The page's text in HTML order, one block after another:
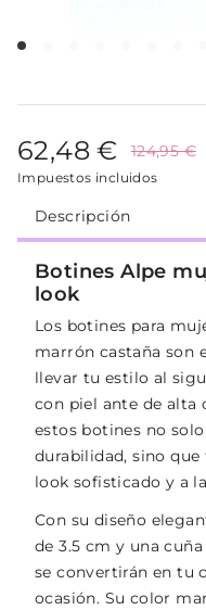
62,48 € 124,95 €
Impuestos incluidos
Descripción
Botines Alpe
look
Los botines para
marrón castaña son
llevar tu estilo al
con piel ante de alta
estos botines no
durabilidad, sino
look sofisticado y a
Con su diseño
de 3.5 cm y una
se convertirán en tu
ocasión. Su color